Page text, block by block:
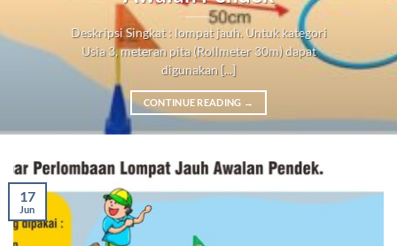
Deskripsi Singkat : lompat jauh. Untuk kategori
Usia 3, meteran pita (Rollmeter 30m) dapat
digunakan [...]
CONTINUE READING →
17
Jun